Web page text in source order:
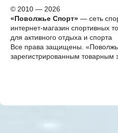
© 2010 — 2026
«Поволжье Спорт»— сеть
интернет-магазин спортивных
для активного отдыха и спорта
Все права защищены.
зарегистрированным товарным